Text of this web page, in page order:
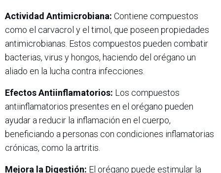
Actividad Antimicrobiana: Contiene compuestos
como el carvacrol y el timol, que poseen propiedades
antimicrobianas. Estos compuestos pueden combatir
bacterias, virus y hongos, haciendo del orégano un
aliado en la lucha contra infecciones.
Efectos Antiinflamatorios: Los compuestos
antiinflamatorios presentes en el orégano pueden
ayudar a reducir la inflamación en el cuerpo,
beneficiando a personas con condiciones inflamatorias
crónicas, como la artritis.
Mejora la Digestión: El orégano puede estimular la